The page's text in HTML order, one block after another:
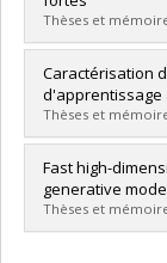
Lien vers le
Thèses et
Diplômé(e) :
Cycle :Maîtrise
Diplôme
Lien vers le
Caractérisation
d'apprentissage
Thèses et
Diplômé(e) :
Cycle :Maîtrise
Diplôme
Lien vers le
Fast high-
generative
Thèses et